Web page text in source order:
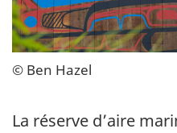
© Ben Hazel
La réserve d’aire